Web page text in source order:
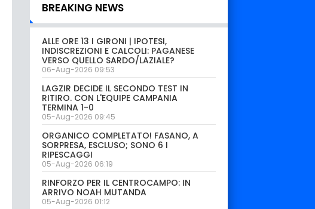
BREAKING NEWS
ALLE ORE 13 I GIRONI | IPOTESI,
INDISCREZIONI E CALCOLI: PAGANESE
VERSO QUELLO SARDO/LAZIALE?
06-Aug-2026 09:53
LAGZIR DECIDE IL SECONDO TEST IN
RITIRO. CON L'EQUIPE CAMPANIA
TERMINA 1-0
05-Aug-2026 09:45
ORGANICO COMPLETATO! FASANO, A
SORPRESA, ESCLUSO; SONO 6 I
RIPESCAGGI
05-Aug-2026 06:19
RINFORZO PER IL CENTROCAMPO: IN
ARRIVO NOAH MUTANDA
05-Aug-2026 01:12